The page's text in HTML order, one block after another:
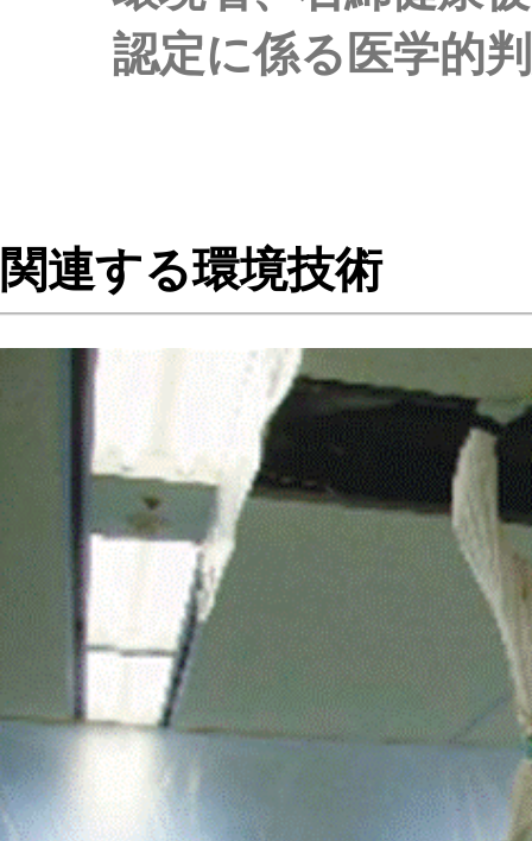
認定に係る医学的
関連する環境技術